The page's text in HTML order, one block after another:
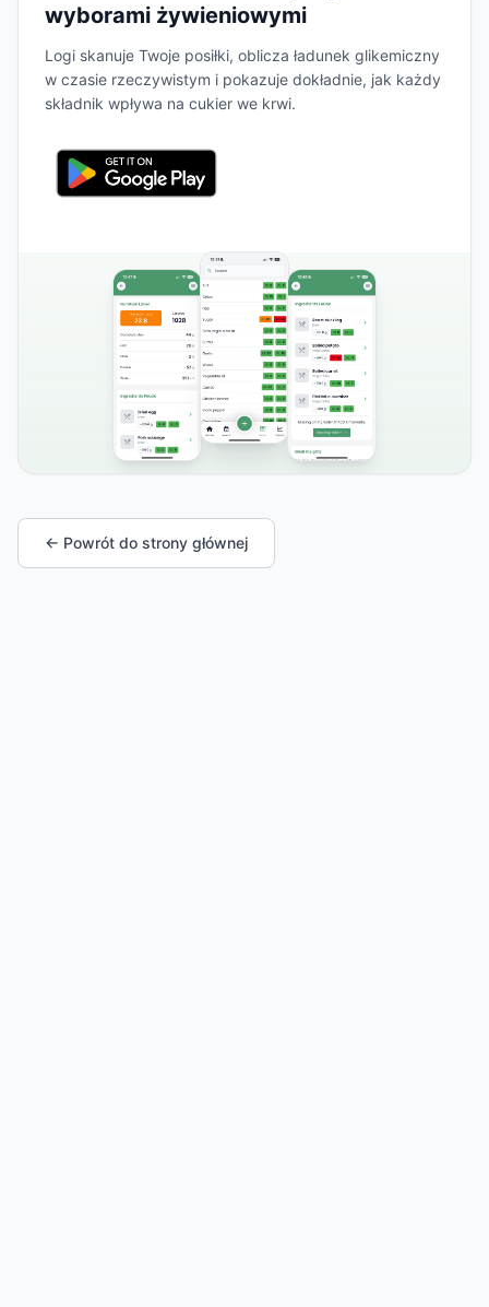
wyborami żywieniowymi
Logi skanuje Twoje posiłki, oblicza ładunek glikemiczny
w czasie rzeczywistym i pokazuje dokładnie, jak każdy
składnik wpływa na cukier we krwi.
← Powrót do strony głównej